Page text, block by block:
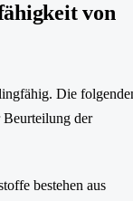
von
Die
der
bestehen aus